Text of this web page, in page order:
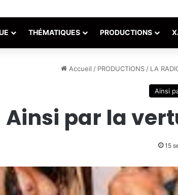
THÉMATIQUES PRODUCTIONS
Accueil / PRODUCTIONS / LA
Ainsi
Ainsi par la
15